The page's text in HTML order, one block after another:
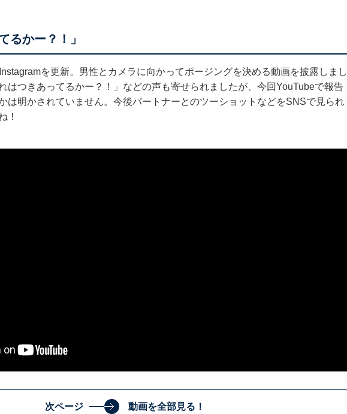
るかー？！」
を更新。男性とカメラに向かってポージングを決める動画を披露しまし
はつきあってるかー？！」などの声も寄せられましたが、今回YouTubeで報告
は明かされていません。今後パートナーとのツーショットなどをSNSで見られ
！
次ページ 動画を全部見る！